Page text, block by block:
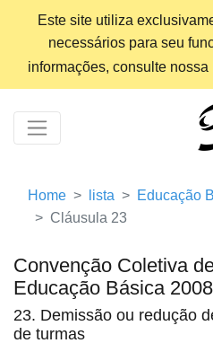
Este site utiliza
necessários para seu
informações, consulte nossa
Home lista Educação
Cláusula 23
Convenção Coletiva
Educação Básica
23. Demissão ou redução
de turmas